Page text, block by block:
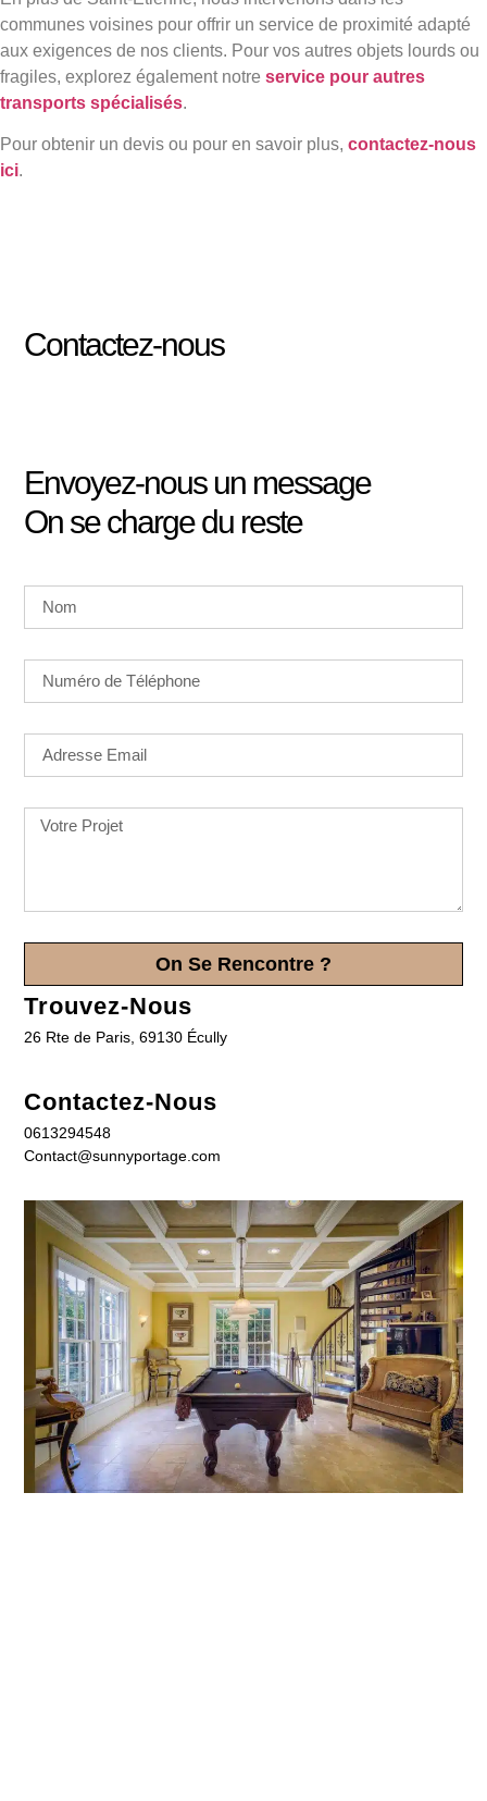
communes voisines pour offrir un service de proximité adapté
aux exigences de nos clients. Pour vos autres objets lourds ou
fragiles, explorez également notre service pour autres
transports spécialisés.
Pour obtenir un devis ou pour en savoir plus, contactez-nous
ici.
Contactez-nous
Trouvez-Nous
26 Rte de Paris, 69130 Écully
Contactez-Nous
0613294548
Contact@sunnyportage.com
Envoyez-nous un message
On se charge du reste
On Se Rencontre ?